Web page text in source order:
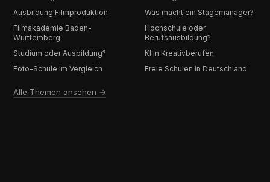
Ausbildung Filmproduktion
Was macht ein Stagemanager?
Filmakademie Baden-
Württemberg
Hochschule oder
Berufsausbildung?
Studium oder Ausbildung?
KI in Kreativberufen
Foto-Schule im Vergleich
Freie Schulen in Deutschland
Alle Themen ansehen →